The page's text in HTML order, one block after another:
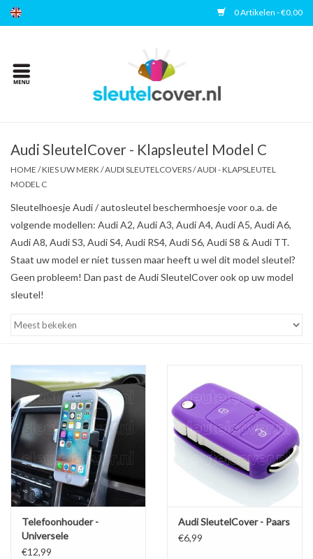
0 Artikelen - €0,00
Home
Accessoires
Veelgestelde vragen
Contact
Audi SleutelCover - Klapsleutel Model C
HOME /KIES UW MERK /AUDI SLEUTELCOVERS/AUDI - KLAPSLEUTEL
MODEL C
Sleutelhoesje Audi / autosleutel beschermhoesje voor o.a. de
volgende modellen: Audi A2, Audi A3, Audi A4, Audi A5, Audi A6,
Audi A8, Audi S3, Audi S4, Audi RS4, Audi S6, Audi S8 & Audi TT.
Staat uw model er niet tussen maar heeft u wel dit model sleutel?
Geen probleem! Dan past de Audi SleutelCover ook op uw model
sleutel!
Telefoonhouder -
Universele
ventilatiehouder
€12,99
Audi SleutelCover - Paars
€6,99